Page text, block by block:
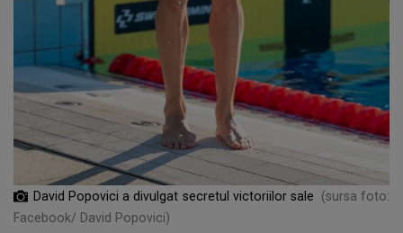
David Popovici a divulgat secretul victoriilor sale
(sursa foto:
Facebook/ David Popovici)